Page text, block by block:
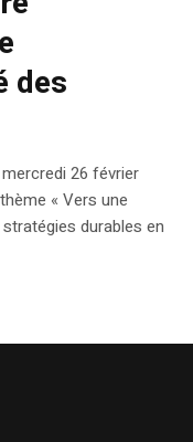
des
26 février
« Vers une
durables en